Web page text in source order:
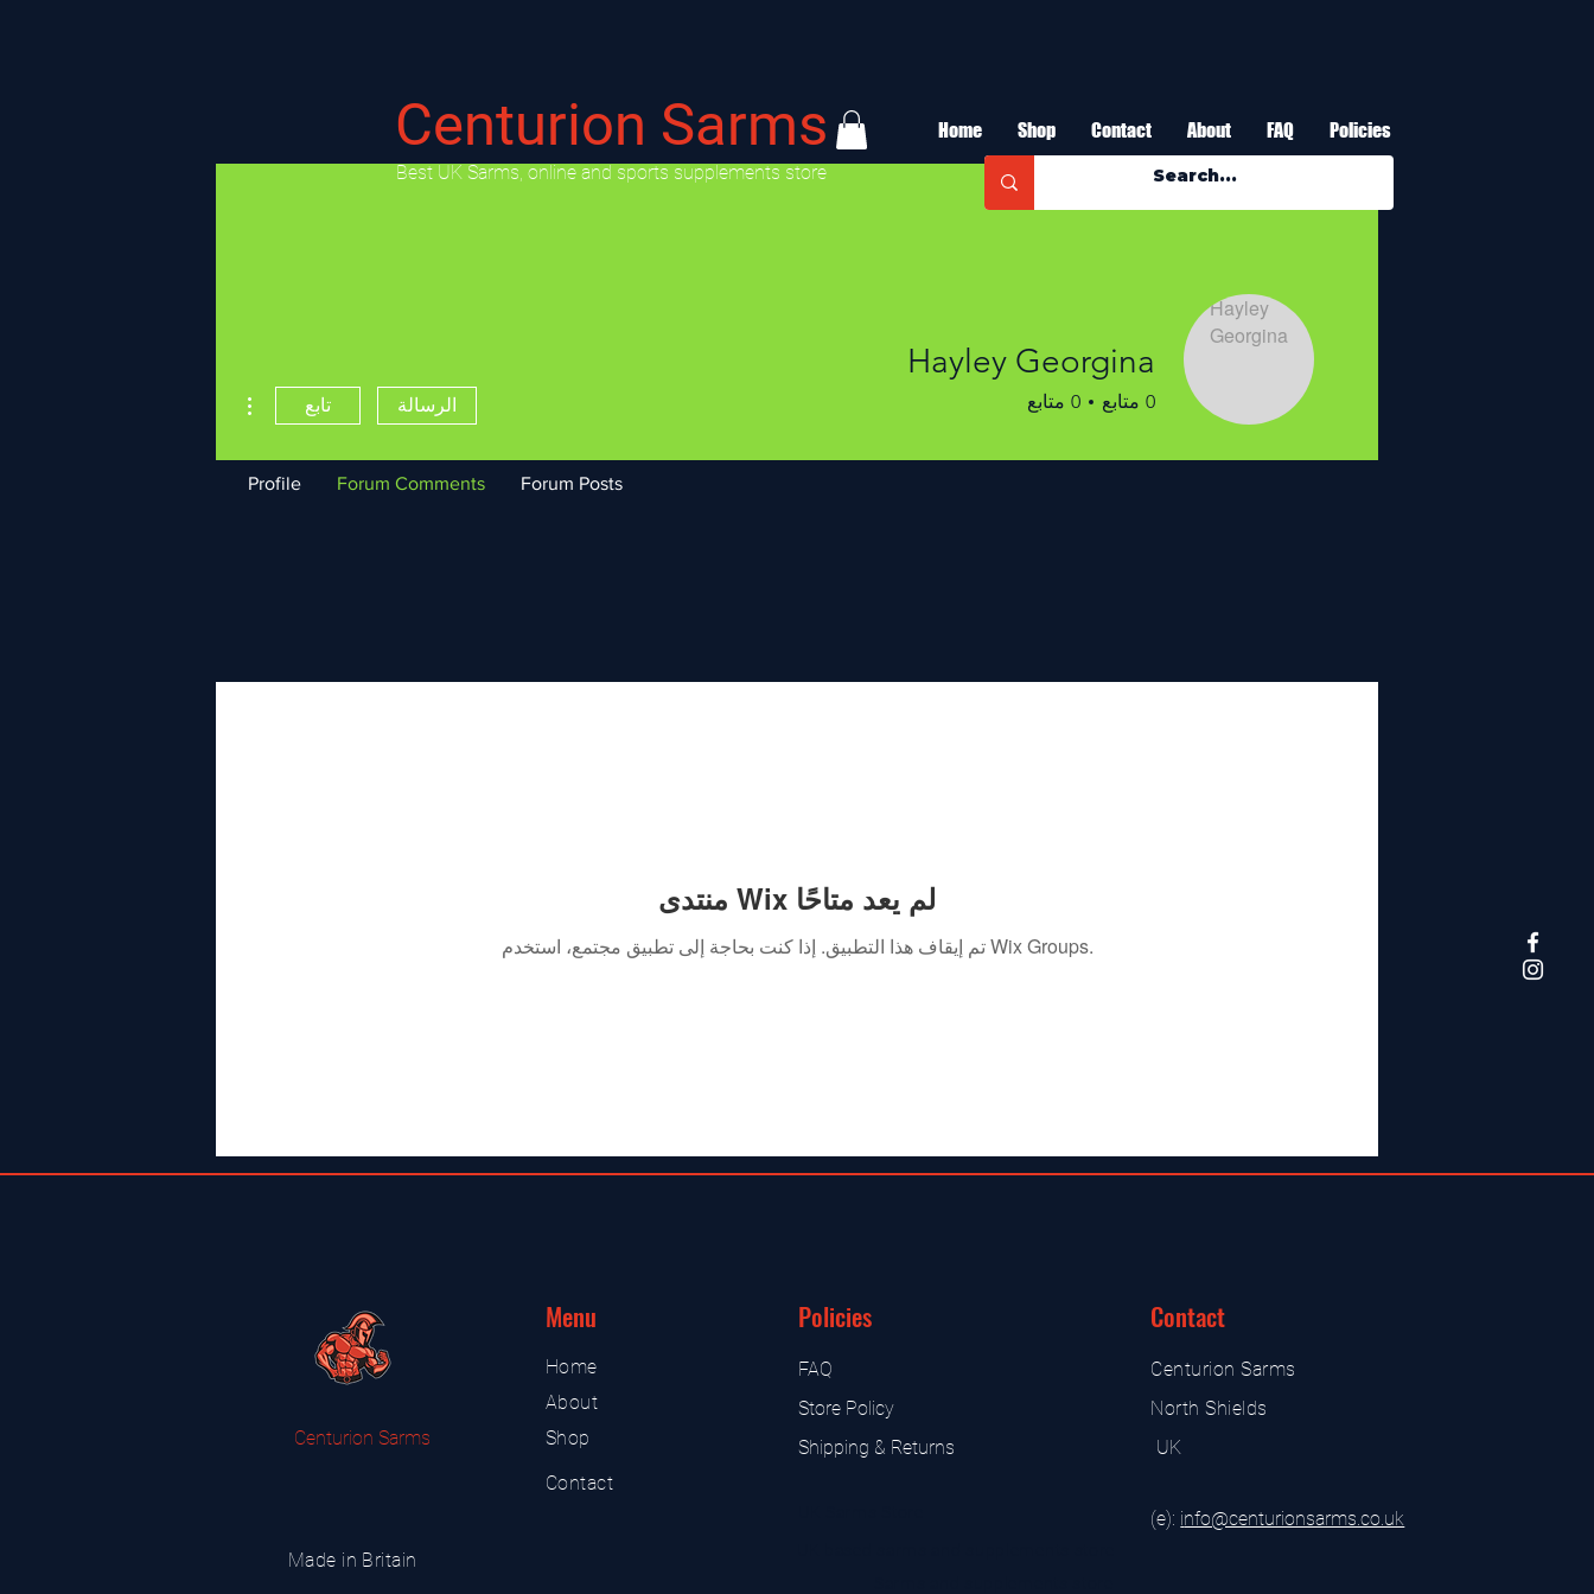
Home Shop Contact About FAQ Policies
Centurion Sarms
​Best UK Sarms, online and sports supplements store
منتدى Wix لم يعد متاحًا
تم إيقاف هذا التطبيق. إذا كنت بحاجة إلى تطبيق مجتمع، استخدم Wix Groups.
Hayley Georgina
0 متابع 0 متابع الرسالة تابع
Profile Forum Comments Forum Posts
Centurion Sarms
Made in Britain
Menu
Home
About
Shop
Contact
Policies
FAQ
Store Policy
Shipping & Returns
Contact
Centurion Sarms
North Shields
UK
(e): info@centurionsarms.co.uk